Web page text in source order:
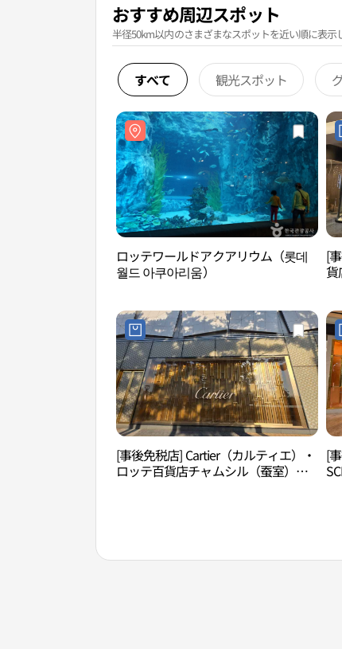
おすすめ周辺スポット
半径50km以内のさまざまなスポットを近い順に表示
すべて 観光スポット
ロッテワールドアクアリウム（롯데
월드 아쿠아리움）
[
貨
[事後免税店] Cartier（カルティエ）・
ロッテ百貨店チャムシル（蚕室）
[